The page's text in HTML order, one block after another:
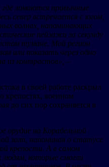
ломаются привычные
север встречается с югом,
волнах, напоминающих
пейзажи за секунду
тумане. Мой регион
или показать через одно
из контрастов», –
в своей работе раскрыл
крепостях, военном
до сих пор сохраняется в
орудие на Корабельной
залп, напоминая о статусе
крепости. А в самом
которые смогли